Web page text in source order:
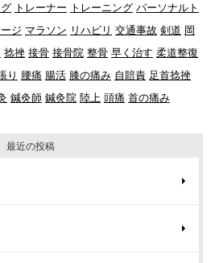
トレーナー トレーニング パーソナルト
ジ マラソン リハビリ 交通事故 剣道 岡
捻挫 接骨 接骨院 整骨 早く治す 柔道整復
り 腰痛 腸活 膝の痛み 自賠責 足首捻挫
鍼灸師 鍼灸院 陸上 頭痛 首の痛み
最近の投稿